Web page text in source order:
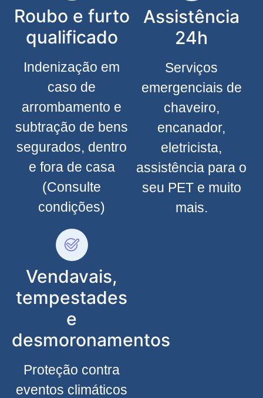
Roubo e furto
qualificado
Indenização em
caso de
arrombamento e
subtração de bens
segurados, dentro
e fora de casa
(Consulte
condições)
Vendavais,
tempestades
e
desmoronamentos
Proteção contra
eventos climáticos
Assistência
24h
Serviços
emergenciais de
chaveiro,
encanador,
eletricista,
assistência para o
seu PET e muito
mais.